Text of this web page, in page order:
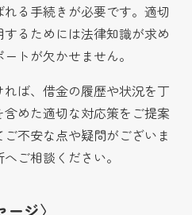
る手続きが必要です。適切
るためには法律知識が求め
トが欠かせません。
ば、借金の履歴や状況を丁
めた適切な対応策をご提案
不安な点や疑問がございま
ご相談ください。